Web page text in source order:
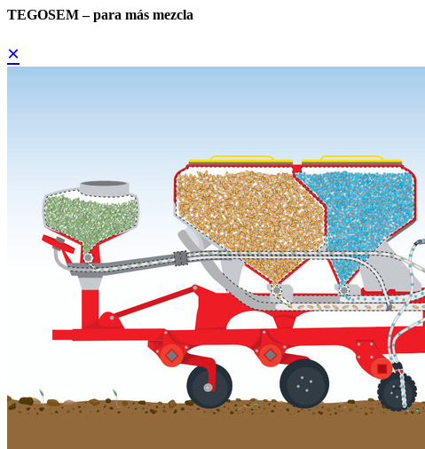
TEGOSEM – para más mezcla
×